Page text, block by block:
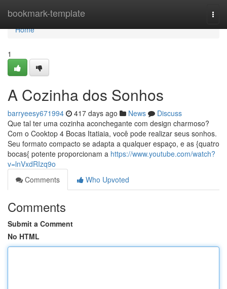
bookmark-template
Home
Home
1
A Cozinha dos Sonhos
barryeesy671994 417 days ago News
Discuss
Que tal ter uma cozinha aconchegante com design charmoso?
Com o Cooktop 4 Bocas Itatiaia, você pode realizar seus sonhos.
Seu formato compacto se adapta a qualquer espaço, e as {quatro
bocas{ potente proporcionam a https://www.youtube.com/watch?
v=lnVxdRIzq9o
Comments
Who Upvoted
Comments
Submit a Comment
No HTML